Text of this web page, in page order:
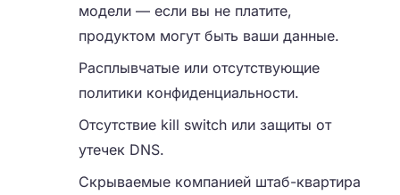
модели — если вы не платите,
продуктом могут быть ваши данные.
Расплывчатые или отсутствующие
политики конфиденциальности.
Отсутствие kill switch или защиты от
утечек DNS.
Скрываемые компанией штаб-квартира